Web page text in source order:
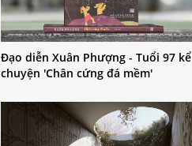
Đạo diễn Xuân Phượng - Tuổi 97 kể
chuyện 'Chân cứng đá mềm'